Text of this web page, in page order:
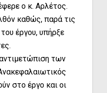
ο κ. Αρλέτος.
καθώς, παρά τις
έργου, υπήρξε
των
στο έργο και οι